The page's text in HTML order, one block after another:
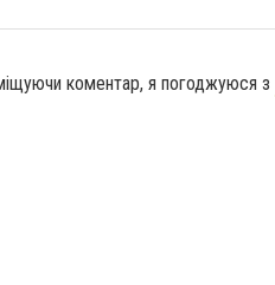
коментар, я погоджуюся з